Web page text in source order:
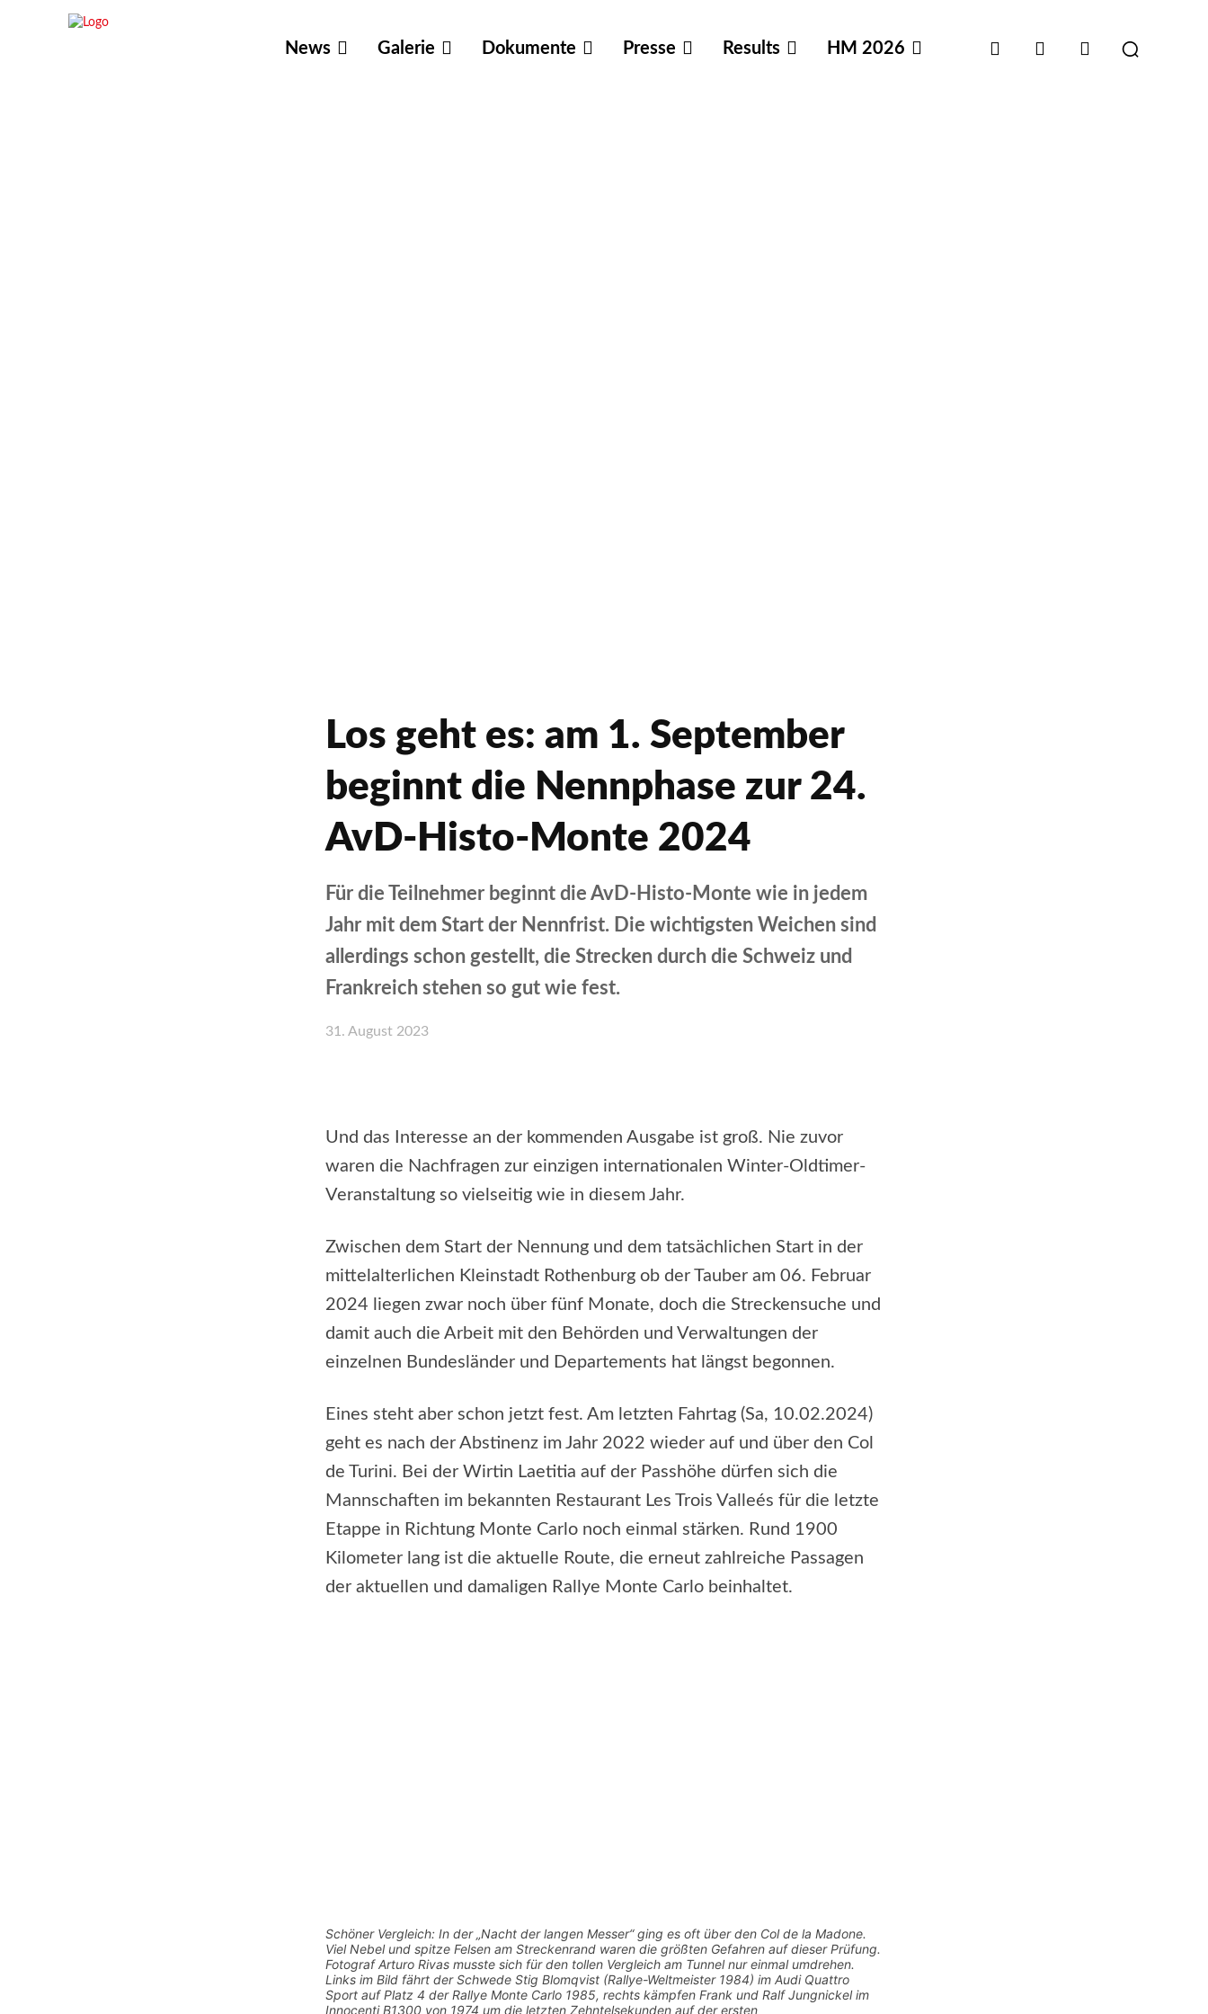
News Galerie Dokumente Presse Results HM 2026
Los geht es: am 1. September
beginnt die Nennphase zur 24.
AvD-Histo-Monte 2024
Für die Teilnehmer beginnt die AvD-Histo-Monte wie in jedem
Jahr mit dem Start der Nennfrist. Die wichtigsten Weichen sind
allerdings schon gestellt, die Strecken durch die Schweiz und
Frankreich stehen so gut wie fest.
31. August 2023
Und das Interesse an der kommenden Ausgabe ist groß. Nie zuvor
waren die Nachfragen zur einzigen internationalen Winter-Oldtimer-
Veranstaltung so vielseitig wie in diesem Jahr.
Zwischen dem Start der Nennung und dem tatsächlichen Start in der
mittelalterlichen Kleinstadt Rothenburg ob der Tauber am 06. Februar
2024 liegen zwar noch über fünf Monate, doch die Streckensuche und
damit auch die Arbeit mit den Behörden und Verwaltungen der
einzelnen Bundesländer und Departements hat längst begonnen.
Eines steht aber schon jetzt fest. Am letzten Fahrtag (Sa, 10.02.2024)
geht es nach der Abstinenz im Jahr 2022 wieder auf und über den Col
de Turini. Bei der Wirtin Laetitia auf der Passhöhe dürfen sich die
Mannschaften im bekannten Restaurant Les Trois Valleés für die letzte
Etappe in Richtung Monte Carlo noch einmal stärken. Rund 1900
Kilometer lang ist die aktuelle Route, die erneut zahlreiche Passagen
der aktuellen und damaligen Rallye Monte Carlo beinhaltet.
Schöner Vergleich: In der „Nacht der langen Messer“ ging es oft über den Col de la Madone.
Viel Nebel und spitze Felsen am Streckenrand waren die größten Gefahren auf dieser Prüfung.
Fotograf Arturo Rivas musste sich für den tollen Vergleich am Tunnel nur einmal umdrehen.
Links im Bild fährt der Schwede Stig Blomqvist (Rallye-Weltmeister 1984) im Audi Quattro
Sport auf Platz 4 der Rallye Monte Carlo 1985, rechts kämpfen Frank und Ralf Jungnickel im
Innocenti B1300 von 1974 um die letzten Zehntelsekunden auf der ersten